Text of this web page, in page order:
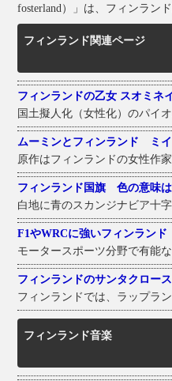
fosterland）」は、フィンラン
フィンランド関連ページ
フィンランドの乙女 スオミネ
国土擬人化（女性化）のパイ
ムーミンとフィンランド ミイ
原作はフィンランドの女性作
フィンランド国旗 色の意味は
白地に青のスカンジナビア十
F1やWRCに強いフィンランド
モータースポーツ分野で有能
フィンランドのサンタクロース
フィンランドでは、ラップラ
フィンランド音楽